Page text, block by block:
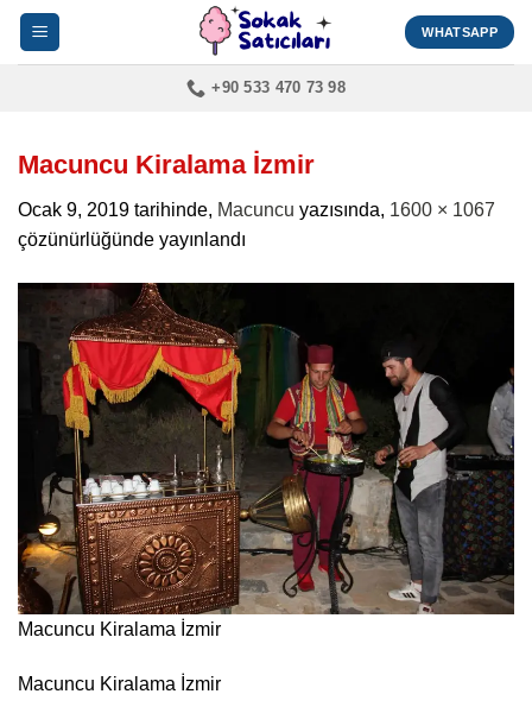
İçeriğe
atla
WHATSAPP
+90 533 470 73 98
Macuncu Kiralama İzmir
Ocak 9, 2019 tarihinde, Macuncu yazısında, 1600 × 1067
çözünürlüğünde yayınlandı
Macuncu Kiralama İzmir
Macuncu Kiralama İzmir